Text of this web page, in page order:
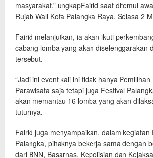
masyarakat,” ungkapFairid saat ditemui
Rujab Wali Kota Palangka Raya, Selasa 2
Fairid melanjutkan, ia akan ikuti
cabang lomba yang akan diselenggarakan
tersebut.
“Jadi ini event kali ini tidak hanya
Parawisata saja tetapi juga Festival
akan memantau 16 lomba yang akan
tuturnya.
Fairid juga menyampaikan, dalam kegiatan
Palangka, pihaknya bekerja sama dengan
dari BNN, Basarnas, Kepolisian dan